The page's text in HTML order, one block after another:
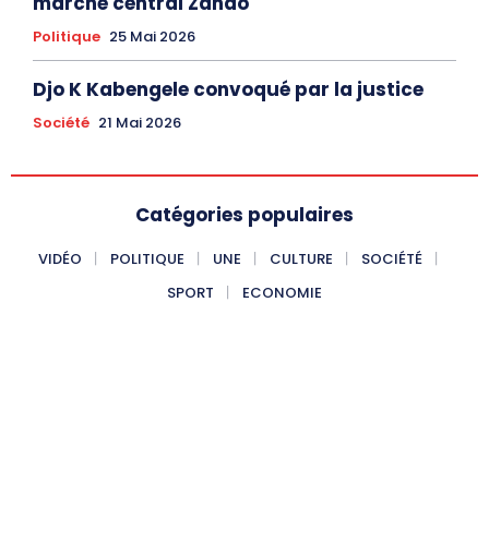
Politique 25 Mai 2026
Djo K Kabengele convoqué par la justice
Société 21 Mai 2026
Catégories populaires
VIDÉO POLITIQUE UNE CULTURE
SOCIÉTÉ
SPORT
ECONOMIE